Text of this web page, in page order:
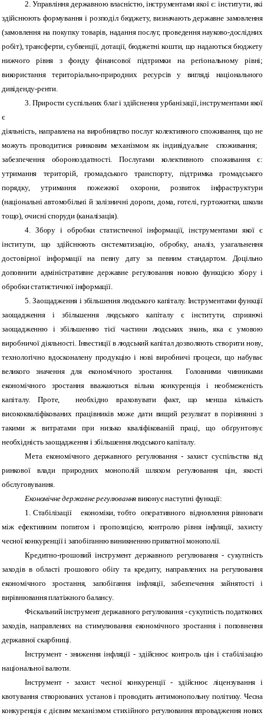
2. Управління державною власністю, інструментами якої є: інститути, які
здійснюють формування і розподіл бюджету, визначають державне замовлення
(замовлення на покупку товарів, надання послуг, проведення науково-дослідних
робіт), трансферти, субвенції, дотації, бюджетні кошти, що надаються бюджету
нижчого рівня з фонду фінансової підтримки на регіональному рівні;
використання територіально-природних ресурсів у вигляді національного
дивіденду-ренти.
3. Прирости суспільних благ і здійснення урбанізації, інструментами якої
є
діяльність, направлена на виробництво послуг колективного споживання, що не
можуть проводитися ринковим механізмом як індивідуальне споживання;
забезпечення обороноздатності. Послугами колективного споживання є:
утримання територій, громадського транспорту, підтримка громадського
порядку, утримання пожежної охорони, розвиток інфраструктури
(національні автомобільні й залізничні дороги, дома, готелі, гуртожитки, школи
тощо), очисні споруди (каналізація).
4. Збору і обробки статистичної інформації, інструментами якої є
інститути, що здійснюють систематизацію, обробку, аналіз, узагальнення
достовірної інформації на певну дату за певним стандартом. Доцільно
доповнити адміністративне державне регулювання новою функцією збору і
обробки статистичної інформації.
5. Заощадження і збільшення людського капіталу. Інструментами функції
заощадження і збільшення людського капіталу є інститути, сприяючі
заощадженню і збільшенню тієї частини людських знань, яка є умовою
виробничої діяльності. Інвестиції в людський капітал дозволяють створити нову,
технологічно вдосконалену продукцію і нові виробничі процеси, що набуває
великого значення для економічного зростання. Головними чинниками
економічного зростання вважаються вільна конкуренція і необмеженість
капіталу. Проте, необхідно враховувати факт, що менша кількість
висококваліфікованих працівників може дати вищий результат в порівнянні з
такими ж витратами при низько кваліфікованій праці, що обґрунтовує
необхідність заощадження і збільшення людського капіталу.
Мета економічного державного регулювання - захист суспільства від
ринкової влади природних монополій шляхом регулювання цін, якості
обслуговування.
Економічне державне регулювання виконує наступні функції:
1. Стабілізації економіки, тобто оперативного відновлення рівноваги
між ефективним попитом і пропозицією, контролю рівня інфляції, захисту
чесної конкуренції і запобіганню виникненню приватної монополії.
Кредитно-грошовий інструмент державного регулювання - сукупність
заходів в області грошового обігу та кредиту, направлених на регулювання
економічного зростання, запобігання інфляції, забезпечення зайнятості і
вирівнювання платіжного балансу.
Фіскальний інструмент державного регулювання - сукупність податкових
заходів, направлених на стимулювання економічного зростання і поповнення
державної скарбниці.
Інструмент - зниження інфляції - здійснює контроль цін і стабілізацію
національної валюти.
Інструмент - захист чесної конкуренції - здійснює ліцензування і
квотування створюваних установ і проводить антимонопольну політику. Чесна
конкуренція є дієвим механізмом стихійного регулювання впровадження нових